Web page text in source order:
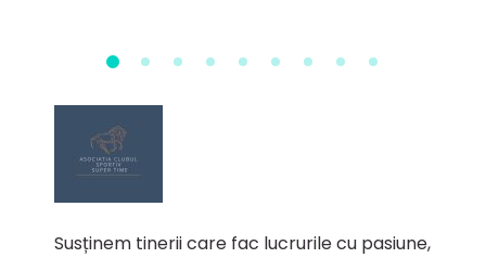
Susținem tinerii care fac lucrurile cu pasiune,